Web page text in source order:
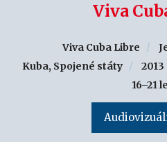
Viva
Viva Cuba Libre
Kuba, Spojené státy
2013
16–21